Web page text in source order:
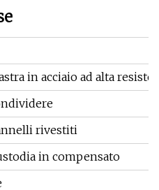
in acciaio ad alta
rivestiti
in compensato